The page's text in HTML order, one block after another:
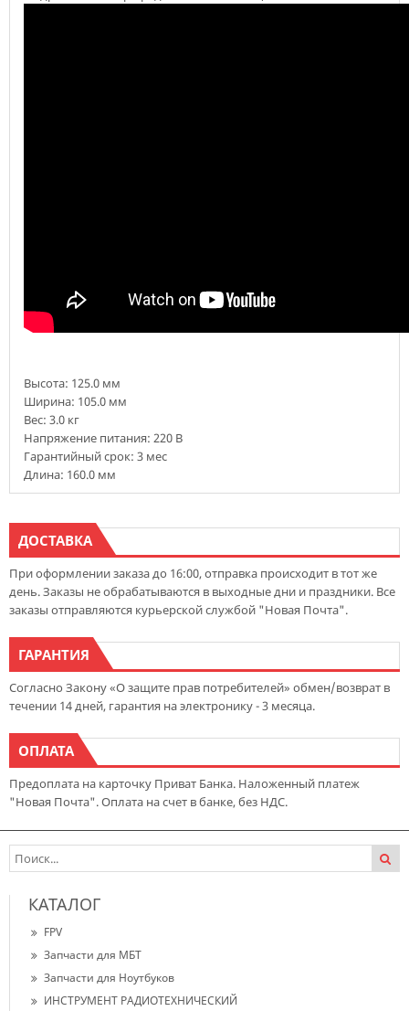
Высота: 125.0 мм
Ширина: 105.0 мм
Вес: 3.0 кг
Напряжение питания: 220 В
Гарантийный срок: 3 мес
Длина: 160.0 мм
ДОСТАВКА
При оформлении заказа до 16:00, отправка происходит в тот же
день. Заказы не обрабатываются в выходные дни и праздники. Все
заказы отправляются курьерской службой "Новая Почта".
ГАРАНТИЯ
Согласно Закону «О защите прав потребителей» обмен/возврат в
течении 14 дней, гарантия на электронику - 3 месяца.
ОПЛАТА
Предоплата на карточку Приват Банка. Наложенный платеж
"Новая Почта". Оплата на счет в банке, без НДС.
КАТАЛОГ
FPV
Запчасти для МБТ
Запчасти для Ноутбуков
ИНСТРУМЕНТ РАДИОТЕХНИЧЕСКИЙ